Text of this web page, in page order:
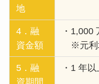
地
4．融
資金額
・1,000
※元利
5．融
資期間
・1 年